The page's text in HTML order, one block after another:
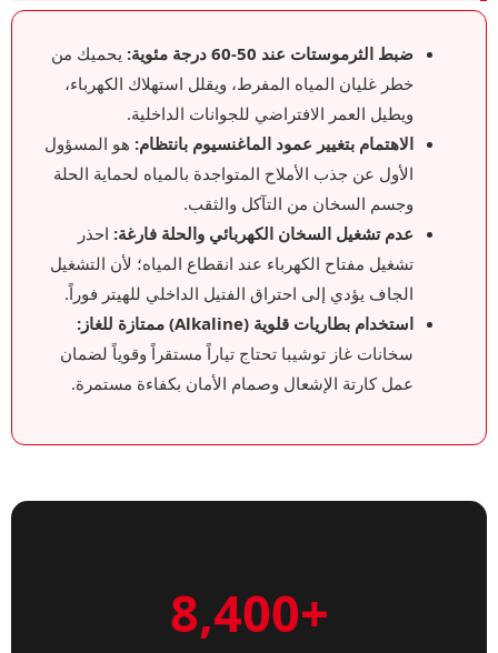
ضبط الثرموستات عند 50-60 درجة مئوية:
يحميك من
خطر غليان المياه المفرط، ويقلل استهلاك الكهرباء،
ويطيل العمر الافتراضي للجوانات الداخلية.
الاهتمام بتغيير عمود الماغنسيوم بانتظام: هو المسؤول
الأول عن جذب الأملاح المتواجدة بالمياه لحماية الحلة
وجسم السخان من التآكل والثقب.
عدم تشغيل السخان الكهربائي والحلة فارغة: احذر
تشغيل مفتاح الكهرباء عند انقطاع المياه؛ لأن التشغيل
الجاف يؤدي إلى احتراق الفتيل الداخلي للهيتر فوراً.
استخدام بطاريات قلوية (Alkaline) ممتازة للغاز:
سخانات غاز توشيبا تحتاج تياراً مستقراً وقوياً لضمان
عمل كارتة الإشعال وصمام الأمان بكفاءة مستمرة.
+8,400